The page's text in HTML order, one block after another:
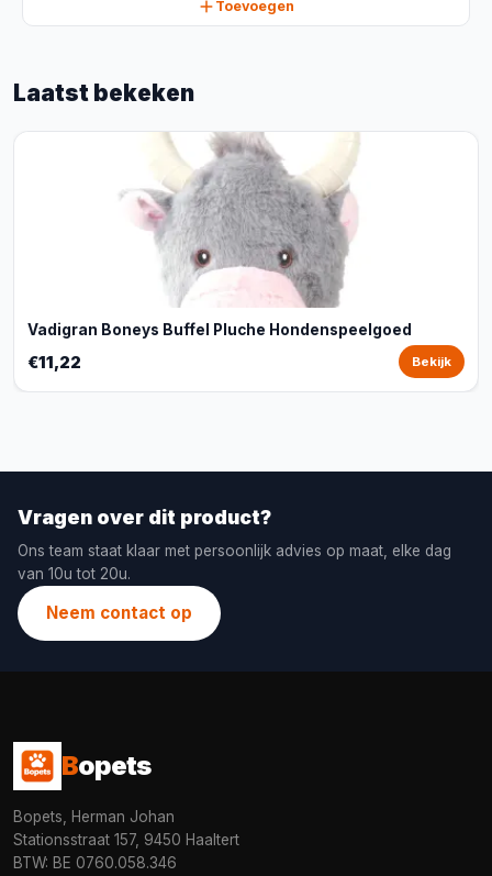
Toevoegen
Laatst bekeken
Vadigran Boneys Buffel Pluche Hondenspeelgoed
€11,22 Bekijk
Vragen over dit product?
Ons team staat klaar met persoonlijk advies op maat, elke dag
van 10u tot 20u.
Neem contact op
Bopets
Bopets, Herman Johan
Stationsstraat 157, 9450 Haaltert
BTW: BE 0760.058.346